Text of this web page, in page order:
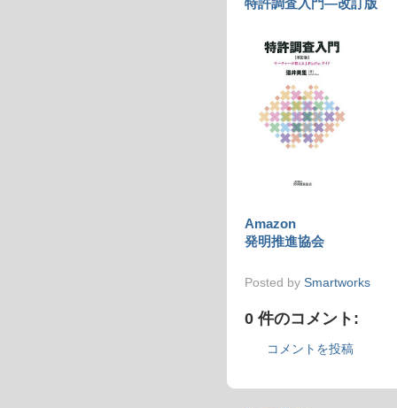
特許調査入門―改訂版
Amazon
発明推進協会
Posted by Smartworks
0 件のコメント:
コメントを投稿